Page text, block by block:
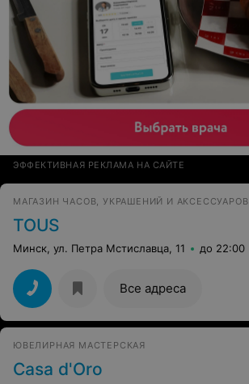
ЭФФЕКТИВНАЯ РЕКЛАМА НА САЙТЕ
МАГАЗИН ЧАСОВ, УКРАШЕНИЙ И АКСЕССУАРОВ
TOUS
Минск, ул. Петра Мстиславца, 11 до 22:00
Все адреса
ЮВЕЛИРНАЯ МАСТЕРСКАЯ
Casa d'Oro